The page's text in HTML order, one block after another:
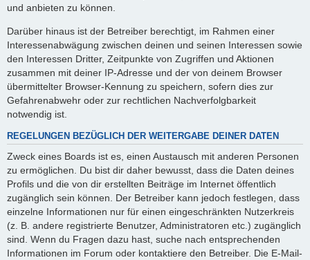
und anbieten zu können.
Darüber hinaus ist der Betreiber berechtigt, im Rahmen einer
Interessenabwägung zwischen deinen und seinen Interessen sowie
den Interessen Dritter, Zeitpunkte von Zugriffen und Aktionen
zusammen mit deiner IP-Adresse und der von deinem Browser
übermittelter Browser-Kennung zu speichern, sofern dies zur
Gefahrenabwehr oder zur rechtlichen Nachverfolgbarkeit
notwendig ist.
REGELUNGEN BEZÜGLICH DER WEITERGABE DEINER DATEN
Zweck eines Boards ist es, einen Austausch mit anderen Personen
zu ermöglichen. Du bist dir daher bewusst, dass die Daten deines
Profils und die von dir erstellten Beiträge im Internet öffentlich
zugänglich sein können. Der Betreiber kann jedoch festlegen, dass
einzelne Informationen nur für einen eingeschränkten Nutzerkreis
(z. B. andere registrierte Benutzer, Administratoren etc.) zugänglich
sind. Wenn du Fragen dazu hast, suche nach entsprechenden
Informationen im Forum oder kontaktiere den Betreiber. Die E-Mail-